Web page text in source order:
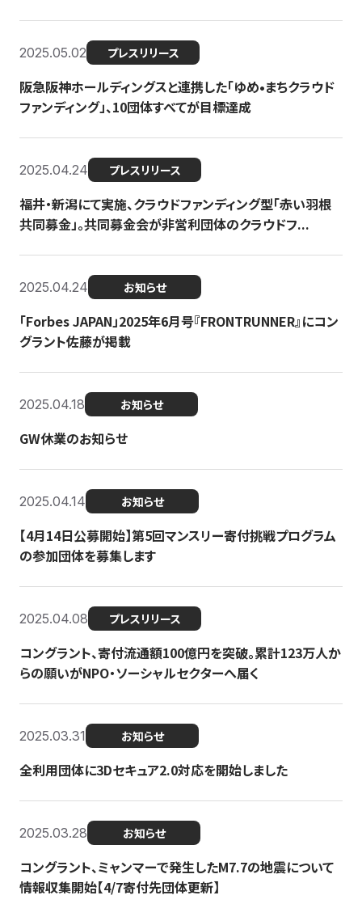
2025.05.02 プレスリリース
阪急阪神ホールディングスと連携した「ゆめ•まちクラウド
ファンディング」、10団体すべてが目標達成
2025.04.24 プレスリリース
福井・新潟にて実施、クラウドファンディング型「赤い羽根
共同募金」。共同募金会が非営利団体のクラウドフ...
2025.04.24 お知らせ
「Forbes JAPAN」2025年6月号『FRONTRUNNER』にコン
グラント佐藤が掲載
2025.04.18 お知らせ
GW休業のお知らせ
2025.04.14 お知らせ
【4月14日公募開始】第5回マンスリー寄付挑戦プログラム
の参加団体を募集します
2025.04.08 プレスリリース
コングラント、寄付流通額100億円を突破。累計123万人か
らの願いがNPO・ソーシャルセクターへ届く
2025.03.31 お知らせ
全利用団体に3Dセキュア2.0対応を開始しました
2025.03.28 お知らせ
コングラント、ミャンマーで発生したM7.7の地震について
情報収集開始【4/7寄付先団体更新】